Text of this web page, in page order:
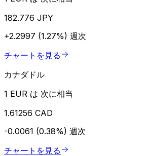
182.776 JPY
+2.2997 (1.27%) 週次
チャートを見る
カナダドル
1 EUR は 次に相当
1.61256 CAD
-0.0061 (0.38%) 週次
チャートを見る